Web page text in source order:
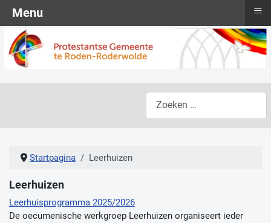
Startpagina Leerhuizen
Leerhuizen
Leerhuisprogramma 2025/2026
De oecumenische werkgroep Leerhuizen organiseert ieder
Menu ≡